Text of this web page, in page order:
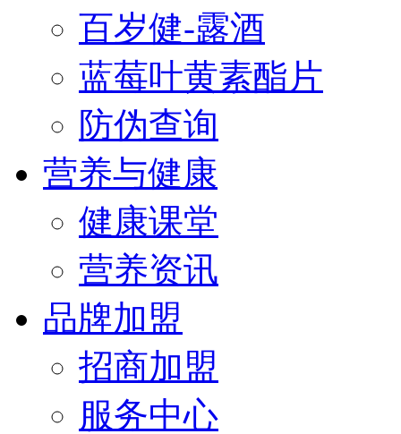
百岁健-露酒
蓝莓叶黄素酯片
防伪查询
营养与健康
健康课堂
营养资讯
品牌加盟
招商加盟
服务中心